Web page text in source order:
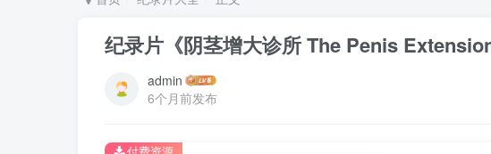
纪录片《阴茎增大诊所 The Penis
admin
6个月前发布